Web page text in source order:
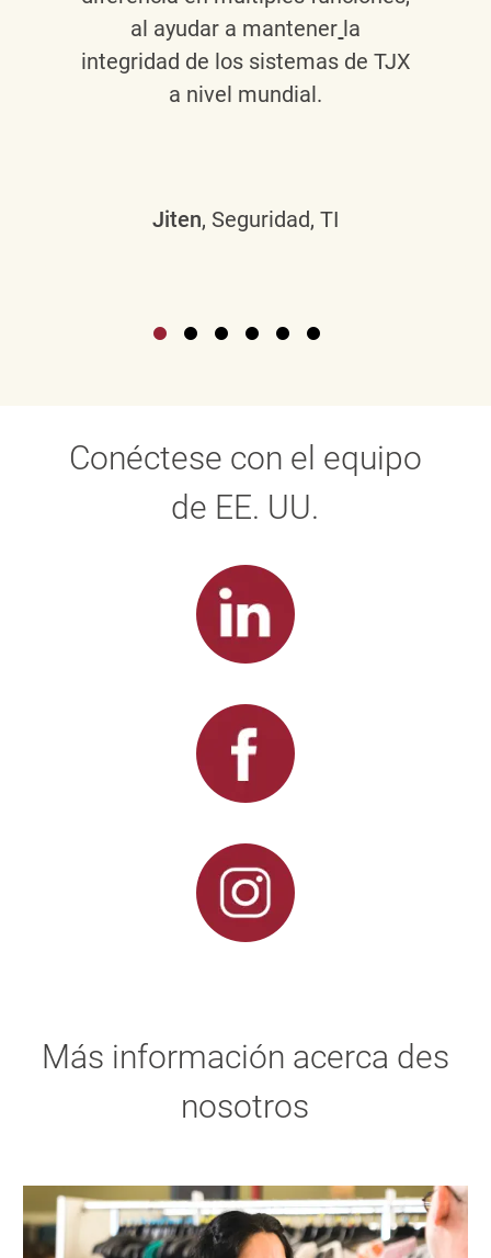
al ayudar a mantener la
integridad de los sistemas de TJX
a nivel mundial.
Jiten, Seguridad, TI
Conéctese con el equipo
de EE. UU.
Más información acerca des
nosotros